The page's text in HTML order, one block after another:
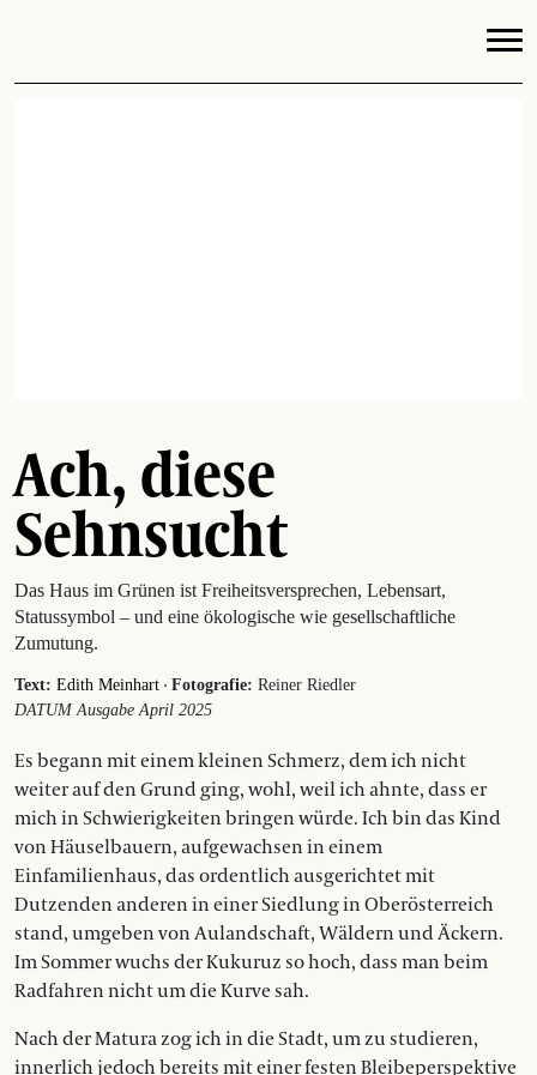
Ach, diese
Sehnsucht
Das Haus im Grünen ist Freiheitsversprechen, Lebensart,
Statussymbol – und eine ökologische wie gesellschaftliche
Zumutung.
Text: Edith Meinhart · Fotografie: Reiner Riedler
DATUM Ausgabe April 2025
Es begann mit einem kleinen Schmerz, dem ich nicht
weiter auf den Grund ging, wohl, weil ich ahnte, dass er
mich in Schwierigkeiten bringen würde. Ich bin das Kind
von Häuselbauern, aufgewachsen in einem
Einfamilienhaus, das ordentlich ausgerichtet mit
Dutzenden anderen in einer Siedlung in Oberösterreich
stand, umgeben von Aulandschaft, Wäldern und Äckern.
Im Sommer wuchs der Kukuruz so hoch, dass man beim
Radfahren nicht um die Kurve sah.
Nach der Matura zog ich in die Stadt, um zu studieren,
innerlich jedoch bereits mit einer festen Bleibeperspektive